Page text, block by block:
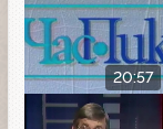
20:57